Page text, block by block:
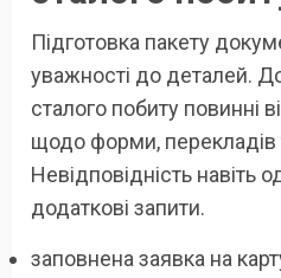
Підготовка пакету
уважності до деталей.
сталого побиту повинні
щодо форми, перекладів
Невідповідність навіть
додаткові запити.
заповнена заявка на